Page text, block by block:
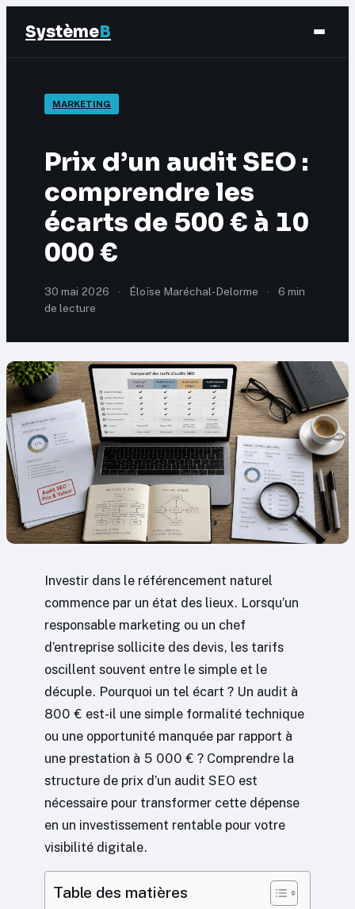
SystèmeB
Finance
Marketing
MARKETING
Prix d’un audit SEO :
comprendre les
écarts de 500 € à 10
000 €
30 mai 2026 · Éloïse Maréchal-Delorme ·
6 min
de lecture
Investir dans le référencement naturel
commence par un état des lieux. Lorsqu’un
responsable marketing ou un chef
d’entreprise sollicite des devis, les tarifs
oscillent souvent entre le simple et le
décuple. Pourquoi un tel écart ? Un audit à
800 € est-il une simple formalité technique
ou une opportunité manquée par rapport à
une prestation à 5 000 € ? Comprendre la
structure de prix d’un audit SEO est
nécessaire pour transformer cette dépense
en un investissement rentable pour votre
visibilité digitale.
Table des matières